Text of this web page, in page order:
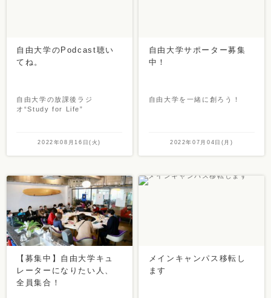
自由大学のPodcast聴い
てね。
自由大学の放課後ラジ
オ“Study for Life”
2022年08月16日(火)
自由大学サポーター募集
中！
自由大学を一緒に創ろう！
2022年07月04日(月)
【募集中】自由大学キュ
レーターになりたい人、
全員集合！
メインキャンパス移転し
ます